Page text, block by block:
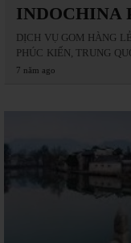
INDOCHINA
DỊCH VỤ GOM HÀNG
PHÚC KIẾN, TRUNG
7 năm ago